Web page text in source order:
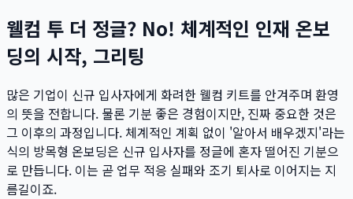
웰컴 투 더 정글? No! 체계적인 인재 온보
딩의 시작, 그리팅
많은 기업이 신규 입사자에게 화려한 웰컴 키트를 안겨주며 환영
의 뜻을 전합니다. 물론 기분 좋은 경험이지만, 진짜 중요한 것은
그 이후의 과정입니다. 체계적인 계획 없이 '알아서 배우겠지'라는
식의 방목형 온보딩은 신규 입사자를 정글에 혼자 떨어진 기분으
로 만듭니다. 이는 곧 업무 적응 실패와 조기 퇴사로 이어지는 지
름길이죠.